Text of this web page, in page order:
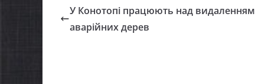
У Конотопі працюють над видаленням
аварійних дерев